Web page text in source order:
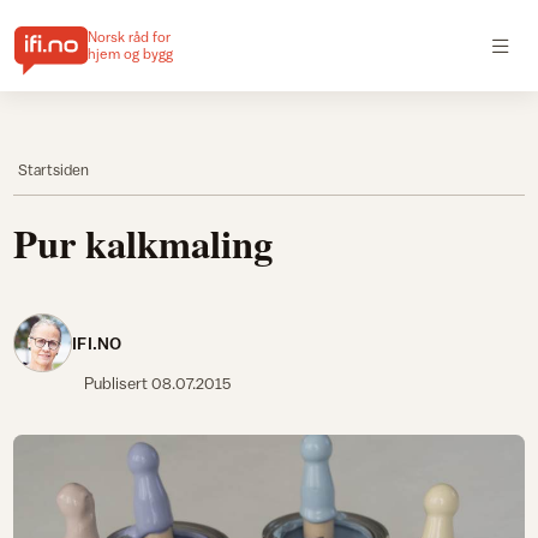
Norsk råd for
hjem og bygg
Startsiden
Pur kalkmaling
IFI.NO
Publisert08.07.2015